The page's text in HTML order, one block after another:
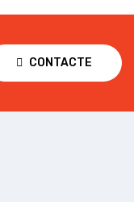
CONTACTE